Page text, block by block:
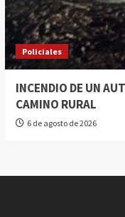
Policiales
INCENDIO DE UN
CAMINO RURAL
6 de agosto de 2026